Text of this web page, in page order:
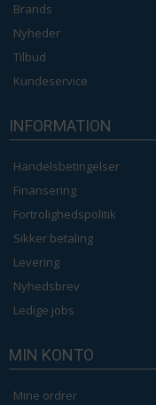
Brands
Nyheder
Tilbud
Kundeservice
INFORMATION
Handelsbetingelser
Finansering
Fortrolighedspolitik
Sikker betaling
Levering
Nyhedsbrev
Ledige jobs
MIN KONTO
Mine ordrer